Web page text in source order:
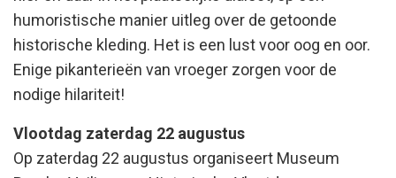
humoristische manier uitleg over de getoonde
historische kleding. Het is een lust voor oog en oor.
Enige pikanterieën van vroeger zorgen voor de
nodige hilariteit!
Vlootdag zaterdag 22 augustus
Op zaterdag 22 augustus organiseert Museum